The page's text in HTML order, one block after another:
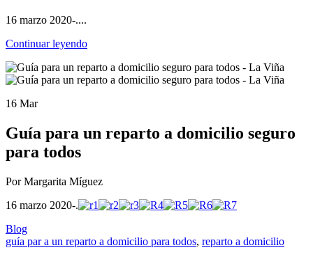
16 marzo 2020-....
Continuar leyendo
16 Mar
Guía para un reparto a domicilio seguro
para todos
Por Margarita Míguez
16 marzo 2020-.
Blog
guía par a un reparto a domicilio para todos, reparto a domicilio